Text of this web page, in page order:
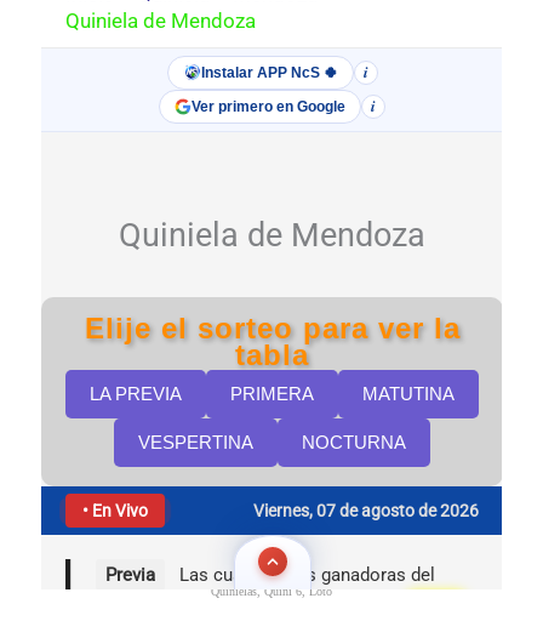
Quinielas, Quini 6, Loto